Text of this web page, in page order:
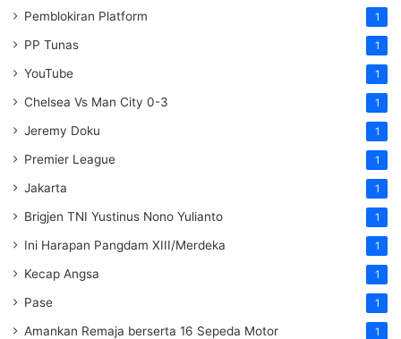
Pemblokiran Platform 1
PP Tunas 1
YouTube 1
Chelsea Vs Man City 0-3 1
Jeremy Doku 1
Premier League 1
Jakarta 1
Brigjen TNI Yustinus Nono Yulianto 1
Ini Harapan Pangdam XIII/Merdeka 1
Kecap Angsa 1
Pase 1
Amankan Remaja berserta 16 Sepeda Motor 1